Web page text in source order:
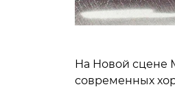
На Новой сцене
современных